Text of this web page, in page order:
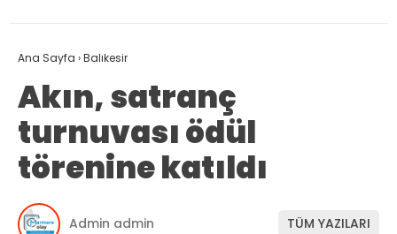
Ana Sayfa ›Balıkesir
Akın, satranç
turnuvası ödül
törenine katıldı
Admin admin TÜM YAZILARI